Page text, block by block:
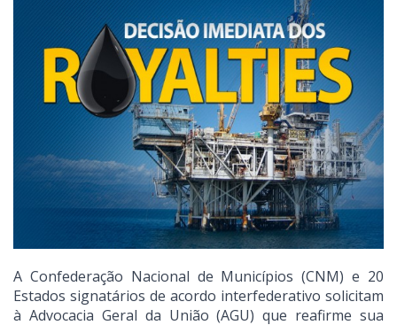
A Confederação Nacional de Municípios (CNM) e 20
Estados signatários de acordo interfederativo solicitam
à Advocacia Geral da União (AGU) que reafirme sua